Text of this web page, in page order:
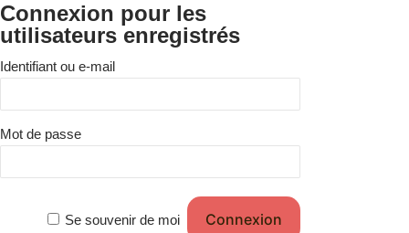
Connexion pour les
utilisateurs enregistrés
Identifiant ou e-mail
Mot de passe
Se souvenir de moi